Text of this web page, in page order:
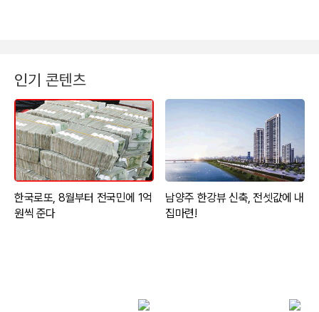
인기 콘텐츠